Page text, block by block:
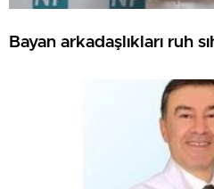
Bayan arkadaşlıkları ruh